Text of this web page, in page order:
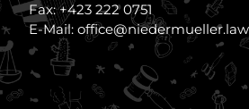
Fax: +423 222 0751
E-Mail: office@niedermueller.law